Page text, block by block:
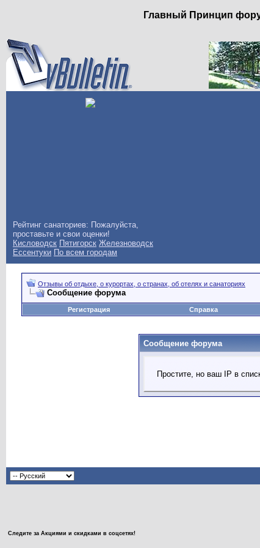
Главный Принцип
Рейтинг санаториев: Пожалуйста,
проставьте и свои оценки!
Кисловодск Пятигорск Железноводск
Ессентуки По всем городам
Отзывы об отдыхе, о курортах, о странах, об отелях и санаториях
Сообщение форума
Регистрация
Справка
Сообщение форума
Простите, но ваш IP в
Следите за Акциями и скидками в соцсетях!